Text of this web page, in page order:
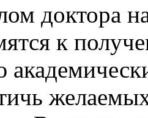
доктора
к